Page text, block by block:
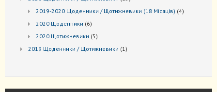
2019-2020 Щоденники / Щотижневики (18 Місяців) 44
2020 Щоденники 66
2020 Щотижневики 55
2019 Щоденники / Щотижневики 1 1